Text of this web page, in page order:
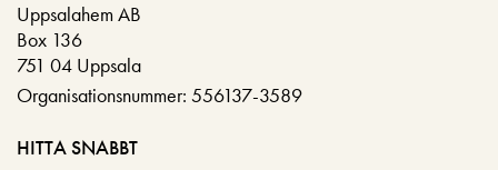
Uppsalahem AB
Box 136
751 04 Uppsala
Organisationsnummer: 556137-3589
HITTA SNABBT